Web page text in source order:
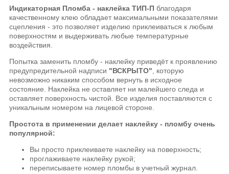
Индикаторная Пломба - наклейка ТИП-П благодаря
качественному клею обладает максимальными показателями
сцепления - это позволяет изделию приклеиваться к любым
поверхностям и выдерживать любые температурные
воздействия.
Попытка заменить пломбу - наклейку приведёт к проявлению
предупредительной надписи "ВСКРЫТО" , которую
невозможно никаким способом вернуть в исходное
состояние. Наклейка не оставляет ни малейшего следа и
оставляет поверхность чистой. Все изделия поставляются с
уникальным номером на лицевой стороне.
Простота в применении делает наклейку - пломбу очень
популярной:
Вы просто приклеиваете наклейку на поверхность;
проглаживаете наклейку рукой;
переписываете номер пломбы в учетный журнал.